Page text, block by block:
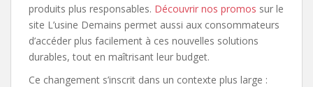
produits plus responsables. Découvrir nos promos sur le
site L’usine Demains permet aussi aux consommateurs
d’accéder plus facilement à ces nouvelles solutions
durables, tout en maîtrisant leur budget.
Ce changement s’inscrit dans un contexte plus large :